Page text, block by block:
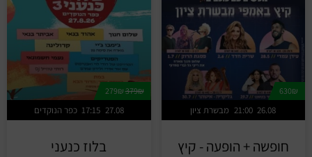
630₪
מבשרת ציון 21:00 26.08
חופשה + הופעה - קיץ
379₪
279₪
כפר הנוקדים 17:15 27.08
בלוז כנעני